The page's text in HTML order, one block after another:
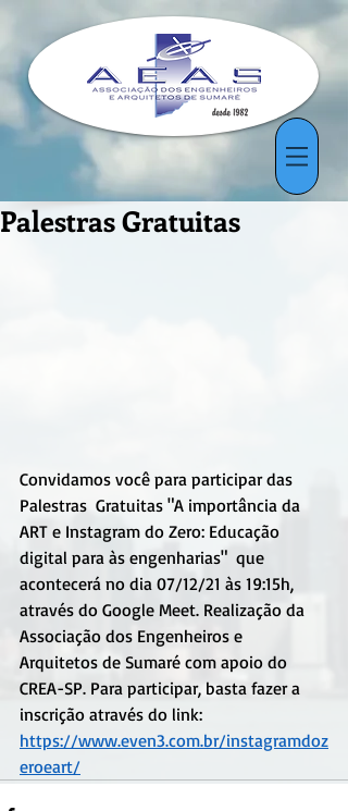
Palestras Gratuitas
Convidamos você para participar das
Palestras  Gratuitas "A importância da
ART e Instagram do Zero: Educação
digital para às engenharias"  que
acontecerá no dia 07/12/21 às 19:15h,
através do Google Meet. Realização da
Associação dos Engenheiros e
Arquitetos de Sumaré com apoio do
CREA-SP. Para participar, basta fazer a
inscrição através do link:
https://www.even3.com.br/instagramdoz
eroeart/